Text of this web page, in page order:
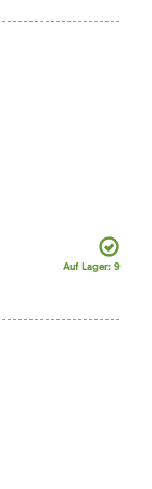
Auf Lager: 9